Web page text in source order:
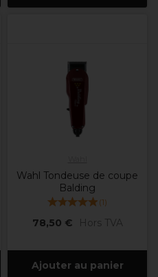
Wahl Tondeuse de coupe
Balding
(1)
78,50 € Hors TVA
Ajouter au panier